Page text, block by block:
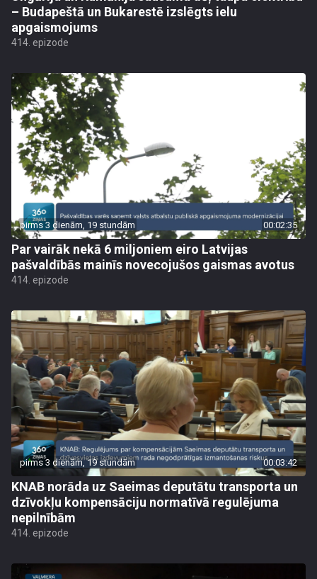
– Budapeštā un Bukarestē izslēgts ielu
apgaismojums
414. epizode
pirms 3 dienām, 19 stundām 00:02:35
Par vairāk nekā 6 miljoniem eiro Latvijas
pašvaldībās mainīs novecojušos gaismas avotus
414. epizode
pirms 3 dienām, 19 stundām 00:03:42
KNAB norāda uz Saeimas deputātu transporta un
dzīvokļu kompensāciju normatīvā regulējuma
nepilnībām
414. epizode